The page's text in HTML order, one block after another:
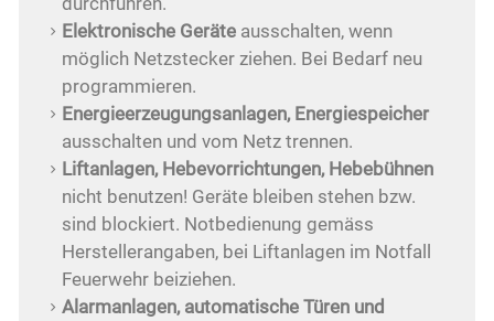
Elektronische Geräte ausschalten, wenn
möglich Netzstecker ziehen. Bei Bedarf neu
programmieren.
Energieerzeugungsanlagen, Energiespeicher
ausschalten und vom Netz trennen.
Liftanlagen, Hebevorrichtungen, Hebebühnen
nicht benutzen! Geräte bleiben stehen bzw.
sind blockiert. Notbedienung gemäss
Herstellerangaben, bei Liftanlagen im Notfall
Feuerwehr beiziehen.
Alarmanlagen, automatische Türen und